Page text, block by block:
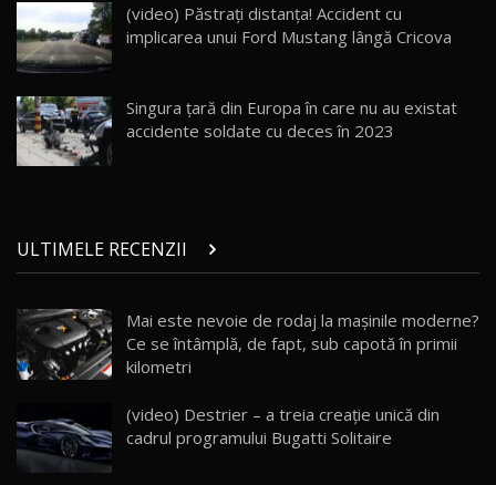
mai Exclusiv și Puternic Defender Testat în
Moldova
32:21
26
AutoBlog.MD
10:57
28
Noul Geely Monjaro 2025! Mai ieftin și mai
dotat / Test Drive AutoBlog.MD
ZEEKR 9X - PRIMUL TEST DRIVE ÎN ROMÂNĂ!
CUM SE CONDUCE?
33:40
30
Primele impresii despre BYD Seal U DM-i,
Sealion 7 și Seal 5 DM-i / Test Drive
(video) Păstraţi distanţa! Accident cu
implicarea unui Ford Mustang lângă Cricova
Singura țară din Europa în care nu au existat
accidente soldate cu deces în 2023
ULTIMELE RECENZII
Mai este nevoie de rodaj la mașinile moderne?
Ce se întâmplă, de fapt, sub capotă în primii
kilometri
(video) Destrier – a treia creație unică din
cadrul programului Bugatti Solitaire